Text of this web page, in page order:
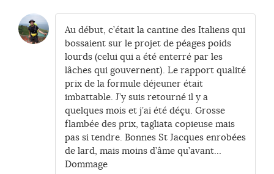
Au début, c’était la cantine des Italiens qui
bossaient sur le projet de péages poids
lourds (celui qui a été enterré par les
lâches qui gouvernent). Le rapport qualité
prix de la formule déjeuner était
imbattable. J’y suis retourné il y a
quelques mois et j’ai été déçu. Grosse
flambée des prix, tagliata copieuse mais
pas si tendre. Bonnes St Jacques enrobées
de lard, mais moins d’âme qu’avant…
Dommage